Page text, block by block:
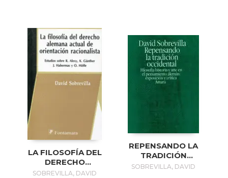
LA FILOSOFÍA DEL
DERECHO
ALEMANA ACTUAL
SOBREVILLA, DAVID
REPENSANDO LA
TRADICIÓN
OCCIDENTAL
SOBREVILLA, DAVID